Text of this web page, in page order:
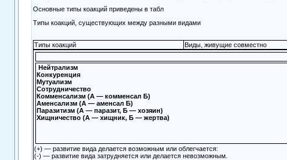
Основные типы коакций приведены в табл
Типы коакций, существующих между разными видами
Типы коакций Виды, живущие совместно
Нейтрализм
Конкуренция
Мутуализм
Сотрудничество
Комменсализм (А — комменсал Б)
Аменсализм (А — аменсал Б)
Паразитизм (А — паразит, Б — хозяин)
Хищничество (А — хищник, Б — жертва)
(+) — развитие вида делается возможным или облегчается:
(-) — развитие вида затрудняется или делается невозможным.